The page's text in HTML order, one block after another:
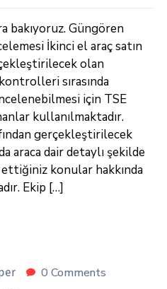
bakıyoruz. Güngören
İkinci el araç satın
olan
sırasında
için TSE
kullanılmaktadır.
gerçekleştirilecek
araca dair detaylı şekilde
konular hakkında
Ekip […]
0 Comments